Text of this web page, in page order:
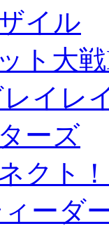
イル
ト大
イレ
ーズ
クト
ーダ